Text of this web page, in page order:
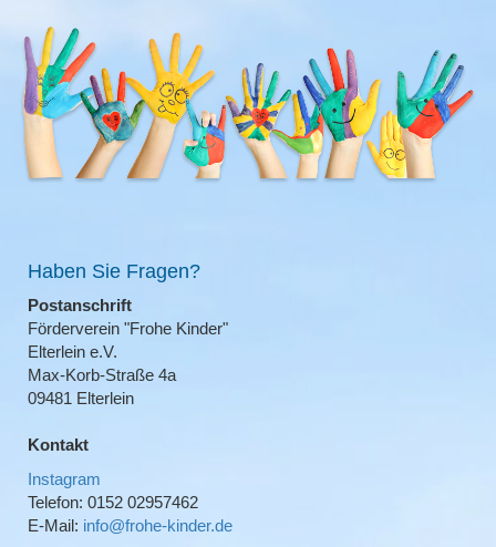
Haben Sie Fragen?
Postanschrift
Förderverein "Frohe Kinder"
Elterlein e.V.
Max-Korb-Straße 4a
09481 Elterlein
Kontakt
Instagram
Telefon: 0152 02957462
E-Mail: info@frohe-kinder.de